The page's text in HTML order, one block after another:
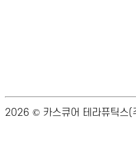
2026 © 카스큐어 테라퓨틱스(